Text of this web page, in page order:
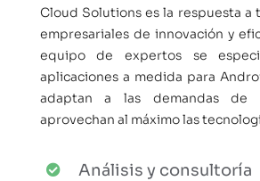
Cloud Solutions es la respuesta a
empresariales de innovación y
equipo de expertos se
aplicaciones a medida para
adaptan a las demandas de
aprovechan al máximo las
Análisis y consultoría